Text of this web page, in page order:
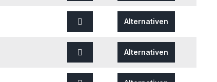
Alternativen
Alternativen